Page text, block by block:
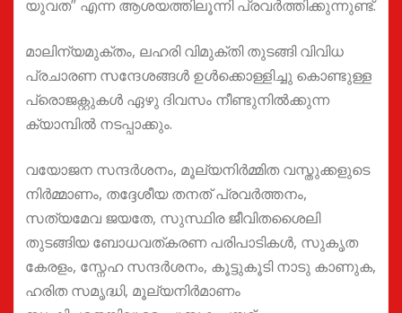
യുവത” എന്ന ആശയത്തിലൂന്നി പ്രവർത്തിക്കുന്നുണ്ട്.
മാലിന്യമുക്തം, ലഹരി വിമുക്തി തുടങ്ങി വിവിധ
പ്രചാരണ സന്ദേശങ്ങൾ ഉൾക്കൊള്ളിച്ചു കൊണ്ടുള്ള
പ്രൊജക്റ്റുകൾ ഏഴു ദിവസം നീണ്ടുനിൽക്കുന്ന
ക്യാമ്പിൽ നടപ്പാക്കും.
വയോജന സന്ദർശനം, മൂല്യനിർമ്മിത വസ്തുക്കളുടെ
നിർമ്മാണം, തദ്ദേശീയ തനത് പ്രവർത്തനം,
സത്യമേവ ജയതേ, സുസ്ഥിര ജീവിതശൈലി
തുടങ്ങിയ ബോധവത്കരണ പരിപാടികൾ, സുകൃത
കേരളം, സ്നേഹ സന്ദർശനം, കൂട്ടുകൂടി നാടു കാണുക,
ഹരിത സമൃദ്ധി, മൂല്യനിർമാണം